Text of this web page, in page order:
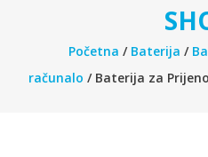
Početna / Baterija /
računalo / Baterija za